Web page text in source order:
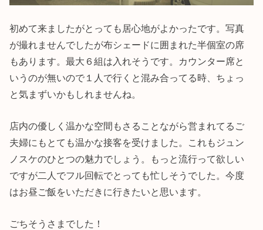
初めて来ましたがとっても居心地がよかったです。写真
が撮れませんでしたが布シェードに囲まれた半個室の席
もあります。最大６組は入れそうです。カウンター席と
いうのが無いので１人で行くと混み合ってる時、ちょっ
と気まずいかもしれませんね。
店内の優しく温かな空間もさることながら営まれてるご
夫婦にもとても温かな接客を受けました。これもジュン
ノスケのひとつの魅力でしょう。もっと流行って欲しい
ですが二人でフル回転でとっても忙しそうでした。今度
はお昼ご飯をいただきに行きたいと思います。
ごちそうさまでした！